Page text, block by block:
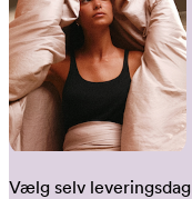
Vælg selv leveringsdag